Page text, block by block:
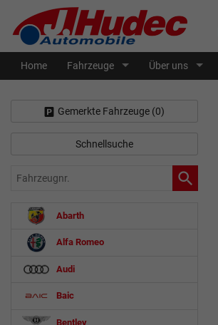
Home Fahrzeuge Über uns
Gemerkte Fahrzeuge (0)
Schnellsuche
Fahrzeugnr.
Abarth
Alfa Romeo
Audi
Baic
Bentley